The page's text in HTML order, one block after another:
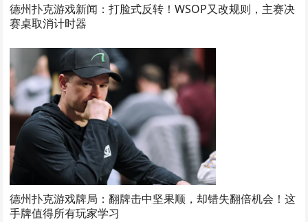
德州扑克游戏新闻：打脸式反转！WSOP又改规则，主赛决
赛桌取消计时器
德州扑克游戏牌局：翻牌击中坚果顺，却错失翻倍机会！这
手牌值得所有玩家学习